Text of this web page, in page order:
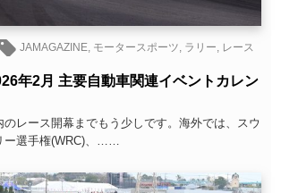
JAMAGAZINE, モータースポーツ, ラリー, レース
年2月 主要自動車関連イベントカレン
レース開幕までもう少しです。海外では、スウ
ー選手権(WRC)、……